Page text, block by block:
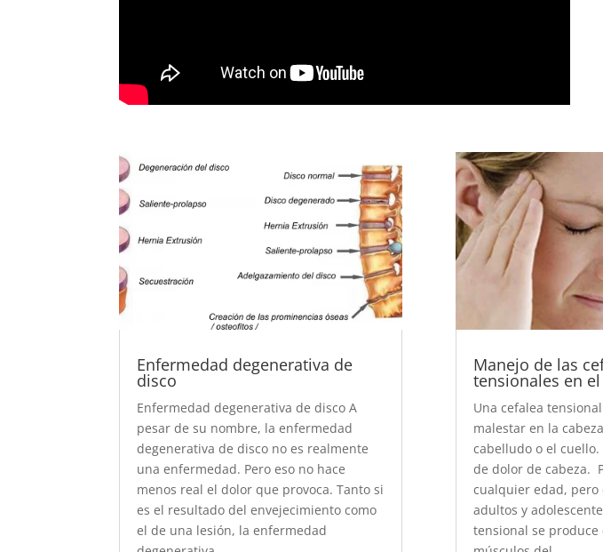
Enfermedad degenerativa de
disco
Enfermedad degenerativa de disco A
pesar de su nombre, la enfermedad
degenerativa de disco no es realmente
una enfermedad. Pero eso no hace
menos real el dolor que provoca. Tanto si
es el resultado del envejecimiento como
el de una lesión, la enfermedad
Manejo de las
tensionales en
Una cefalea
malestar en la
cabelludo o el
de dolor de cabeza.
cualquier edad, pero
adultos y
tensional se produce